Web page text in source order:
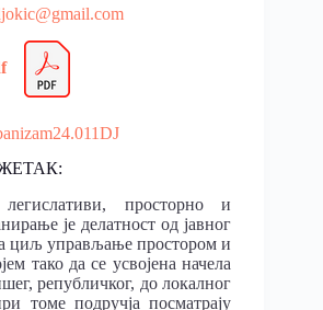
просторно и
је делатност од јавног
циљ управљање простором и
тако да се усвојена начела
републичког, до локалног
томе подручја посматрају